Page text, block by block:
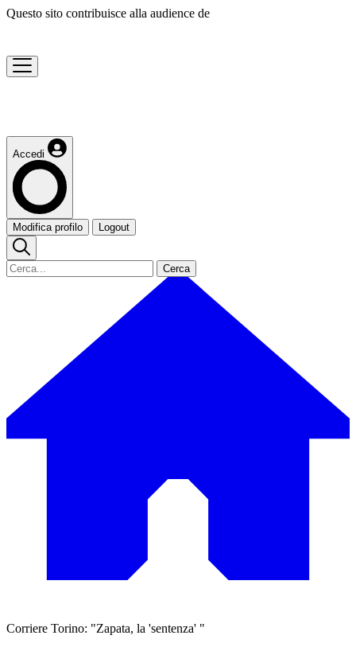
Questo sito contribuisce alla audience de
Accedi
Modifica profilo Logout
Cerca
Corriere Torino: "Zapata, la 'sentenza' "